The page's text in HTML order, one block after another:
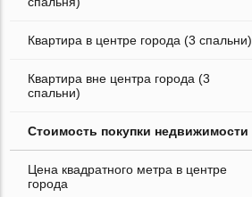
Квартира в центре города (3 спальни)
Квартира вне центра города (3
спальни)
Стоимость покупки недвижимости
Цена квадратного метра в центре
города